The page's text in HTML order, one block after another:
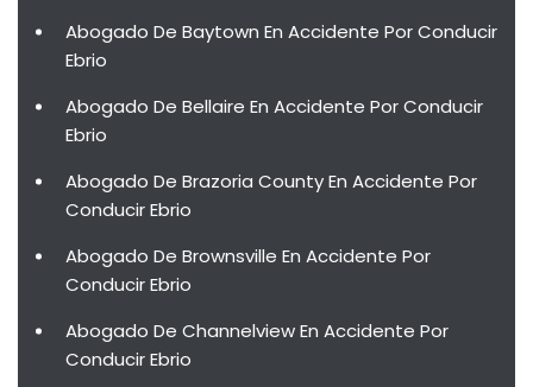
Abogado De Baytown En Accidente Por Conducir
Ebrio
Abogado De Bellaire En Accidente Por Conducir
Ebrio
Abogado De Brazoria County En Accidente Por
Conducir Ebrio
Abogado De Brownsville En Accidente Por
Conducir Ebrio
Abogado De Channelview En Accidente Por
Conducir Ebrio